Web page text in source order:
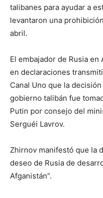
talibanes para ayudar a
levantaron una
abril.
El embajador de Rusia
en declaraciones
Canal Uno que la
gobierno talibán fue
Putin por consejo del
Serguéi Lavrov.
Zhirnov manifestó que la
deseo de Rusia de
Afganistán”.